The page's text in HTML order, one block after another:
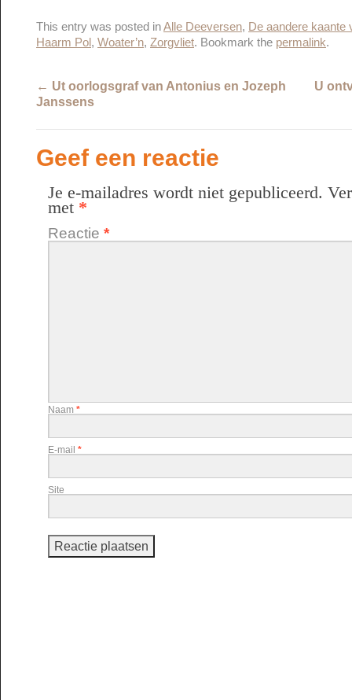
This entry was posted inAlle Deeversen, De aandere kaante
Haarm Pol , Woater’n, Zorgvliet. Bookmark the permalink.
← Ut oorlogsgraf van Antonius en Jozeph
Janssens
U
Geef een reactie
Je e-mailadres wordt niet gepubliceerd.
met *
Reactie *
Naam *
E-mail *
Site